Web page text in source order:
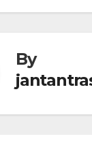
By